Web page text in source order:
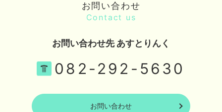
お問い合わせ
Contact us
お問い合わせ先 あすとりんく
082-292-5630
お問い合わせ